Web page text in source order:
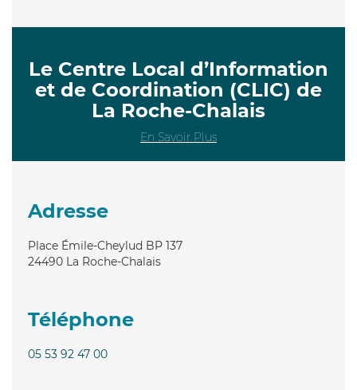
Le Centre Local d’Information
et de Coordination (CLIC) de
La Roche-Chalais
En Savoir Plus
Adresse
Place Émile-Cheylud BP 137
24490 La Roche-Chalais
Téléphone
05 53 92 47 00